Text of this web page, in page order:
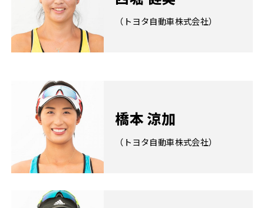
（トヨタ自動車株式会社）
橋本 涼加
（トヨタ自動車株式会社）